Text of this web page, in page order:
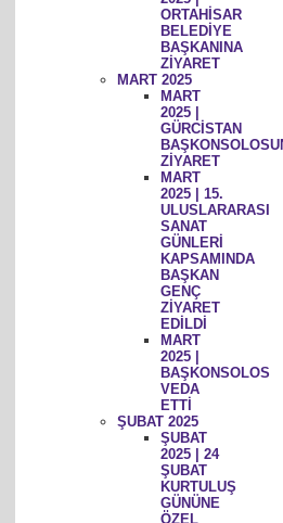
ORTAHİSAR
BELEDİYE
BAŞKANINA
ZİYARET
MART 2025
MART
2025 |
GÜRCİSTAN
ZİYARET
MART
2025 | 15.
ULUSLARARASI
SANAT
GÜNLERİ
KAPSAMINDA
BAŞKAN
GENÇ
ZİYARET
EDİLDİ
MART
2025 |
BAŞKONSOLOS
VEDA
ETTİ
ŞUBAT 2025
ŞUBAT
2025 | 24
ŞUBAT
KURTULUŞ
GÜNÜNE
ÖZEL